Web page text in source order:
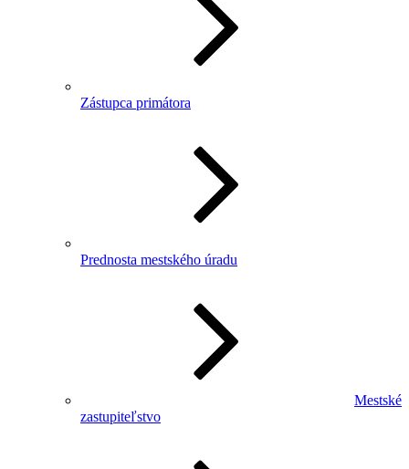
Zástupca primátora
Prednosta mestského úradu
Mestské
zastupiteľstvo